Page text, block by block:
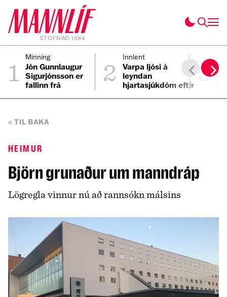
STOFNAÐ 1984
1 Minning
Jón Gunnlaugur
Sigurjónsson er
fallinn frá
2 Innlent
Varpa ljósi á
leyndan
hjartasjúkdóm eftir 3
TIL BAKA
HEIMUR
Björn grunaður um manndráp
Lögregla vinnur nú að rannsókn málsins